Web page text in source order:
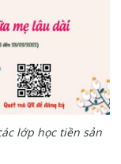
lớp học tiền sản